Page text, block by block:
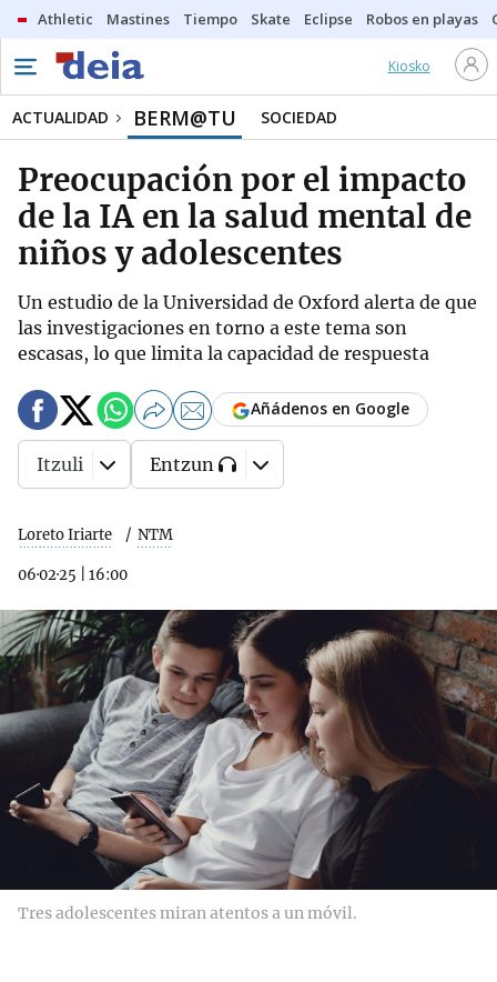
Athletic Mastines Tiempo Skate Eclipse Robos en playas
Kiosko
ACTUALIDAD BERM@TU SOCIEDAD
Preocupación por el impacto
de la IA en la salud mental de
niños y adolescentes
Un estudio de la Universidad de Oxford alerta de que
las investigaciones en torno a este tema son
escasas, lo que limita la capacidad de respuesta
Loreto Iriarte NTM
06·02·25 16:00
Añádenos en Google
Itzuli Entzun
Tres adolescentes miran atentos a un móvil.